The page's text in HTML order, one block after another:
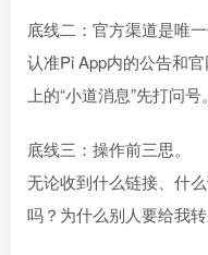
底线二：官方渠道是唯一
认准Pi App内的公告和
上的“小道消息”先打问号。
底线三：操作前三思。
无论收到什么链接、什
吗？为什么别人要给我转